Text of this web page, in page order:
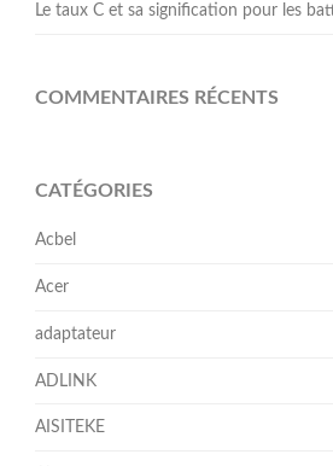
Le taux C et sa signification pour les
COMMENTAIRES RÉCENTS
CATÉGORIES
Acbel
Acer
adaptateur
ADLINK
AISITEKE